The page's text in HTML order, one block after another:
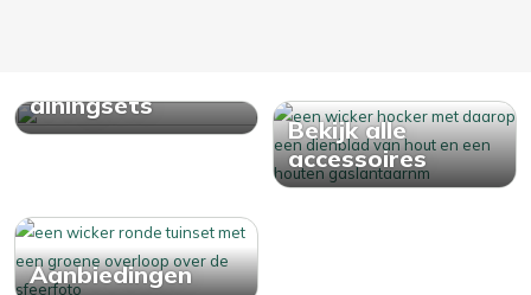
diningsets
Bekijk alle
accessoires
Aanbiedingen